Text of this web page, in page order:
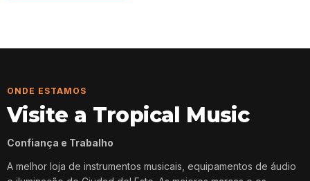
ONDE ESTAMOS
Visite a Tropical Music
Confiança e Trabalho
A melhor loja de instrumentos musicais, equipamentos de áudio